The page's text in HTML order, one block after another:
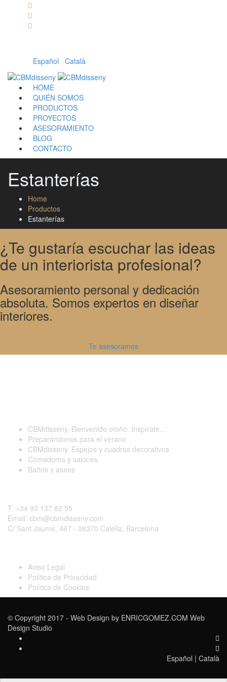
Español Català
HOME
QUIÉN SOMOS
PRODUCTOS
PROYECTOS
ASESORAMIENTO
BLOG
CONTACTO
Estanterías
Home
Productos
Estanterías
¿Te gustaría escuchar las ideas
de un interiorista profesional?
Asesoramiento personal y dedicación
absoluta. Somos expertos en diseñar
interiores.
Te asesoramos
CBMdisseny. Bienvenido otoño. Inspírate…
Preparándonos para el verano
CBMdisseny. Espejos y cuadros decorativos
Comedores y salones
Baños y aseos
T. +34 93 137 82 55
Email: cbm@cbmdisseny.com
C/ Sant Jaume, 467 - 08370 Calella, Barcelona
Aviso Legal
Política de Privacidad
Política de Cookies
© Copyright 2017 - Web Design by ENRICGOMEZ.COM Web
Design Studio
Español | Català